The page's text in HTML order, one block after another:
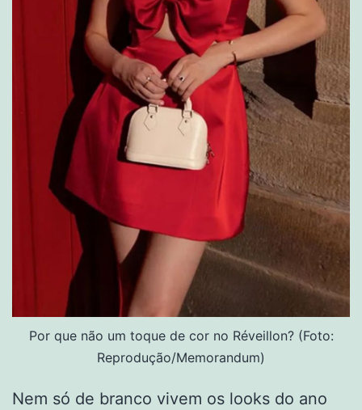
Por que não um toque de cor no Réveillon? (Foto:
Reprodução/Memorandum)
Nem só de branco vivem os looks do ano